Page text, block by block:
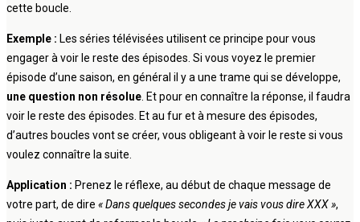
cette boucle.
Exemple : Les séries télévisées utilisent ce principe pour vous
engager à voir le reste des épisodes. Si vous voyez le premier
épisode d’une saison, en général il y a une trame qui se développe,
une question non résolue . Et pour en connaître la réponse, il faudra
voir le reste des épisodes. Et au fur et à mesure des épisodes,
d’autres boucles vont se créer, vous obligeant à voir le reste si vous
voulez connaître la suite.
Application : Prenez le réflexe, au début de chaque message de
votre part, de dire « Dans quelques secondes je vais vous dire XXX »,